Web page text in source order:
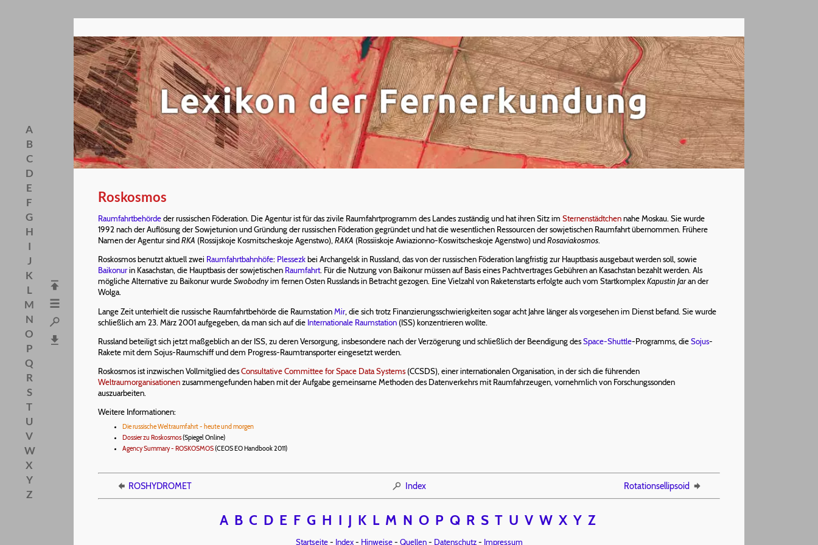
A
B
C
D
E
F
G
H
I
J
K
L
M
N
O
P
Q
R
S
T
U
V
W
X
Y
Z
Roskosmos
Raumfahrtbehördeder russischen Föderation. Die Agentur ist für das zivile Raumfahrtprogramm des Landes zuständig und hat ihren Sitz im Sternenstädtchennahe Moskau. Sie wurde
1992 nach der Auflösung der Sowjetunion und Gründung der russischen Föderation gegründet und hat die wesentlichen Ressourcen der sowjetischen Raumfahrt übernommen. Frühere
Namen der Agentur sindRKA (Rossijskoje Kosmitscheskoje Agenstwo), RAKA (Rossiiskoje Awiazionno-Koswitscheskoje Agenstwo) undRosaviakosmos.
Roskosmos benutzt aktuell zwei Raumfahrtbahnhöfe: Plessezkbei Archangelsk in Russland, das von der russischen Föderation langfristig zur Hauptbasis ausgebaut werden soll, sowie
Baikonurin Kasachstan, die Hauptbasis der sowjetischen Raumfahrt. Für die Nutzung von Baikonur müssen auf Basis eines Pachtvertrages Gebühren an Kasachstan bezahlt werden. Als
mögliche Alternative zu Baikonur wurdeSwobodnyim fernen Osten Russlands in Betracht gezogen. Eine Vielzahl von Raketenstarts erfolgte auch vom StartkomplexKapustin Jaran der
Wolga.
Lange Zeit unterhielt die russische Raumfahrtbehörde die RaumstationMir, die sich trotz Finanzierungsschwierigkeiten sogar acht Jahre länger als vorgesehen im Dienst befand. Sie wurde
schließlich am 23. März 2001 aufgegeben, da man sich auf die Internationale Raumstation (ISS) konzentrieren wollte.
Russland beteiligt sich jetzt maßgeblich an der ISS, zu deren Versorgung, insbesondere nach der Verzögerung und schließlich der Beendigung desSpace-Shuttle-Programms, dieSojus-
Rakete mit dem Sojus-Raumschiff und dem Progress-Raumtransporter eingesetzt werden.
Roskosmos ist inzwischen Vollmitglied desConsultative Committee for Space Data Systems (CCSDS), einer internationalen Organisation, in der sich die führenden
Weltraumorganisationenzusammengefunden haben mit der Aufgabe gemeinsame Methoden des Datenverkehrs mit Raumfahrzeugen, vornehmlich von Forschungssonden
auszuarbeiten.
Weitere Informationen:
Die russische Weltraumfahrt - heute und morgen
Dossier zu Roskosmos(Spiegel Online)
Agency Summary - ROSKOSMOS(CEOS EO Handbook 2011)
ROSHYDROMET Index Rotationsellipsoid
A B C D E F G H I J K L M N O P Q R S T U V W X Y Z
Startseite- Index- Hinweise- Quellen- Datenschutz- Impressum